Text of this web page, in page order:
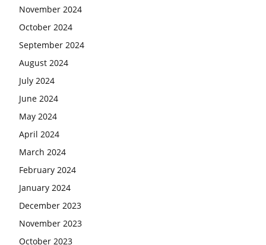
November 2024
October 2024
September 2024
August 2024
July 2024
June 2024
May 2024
April 2024
March 2024
February 2024
January 2024
December 2023
November 2023
October 2023